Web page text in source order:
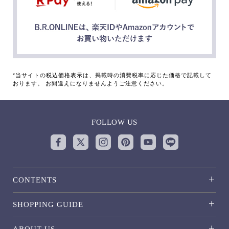
*当サイトの税込価格表示は、掲載時の消費税率に応じた価格で記載して
おります。 お間違えになりませんようご注意ください。
FOLLOW US
CONTENTS
SHOPPING GUIDE